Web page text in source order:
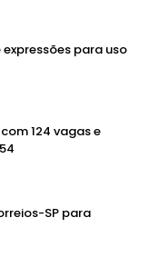
para uso
124 vagas e
SP para